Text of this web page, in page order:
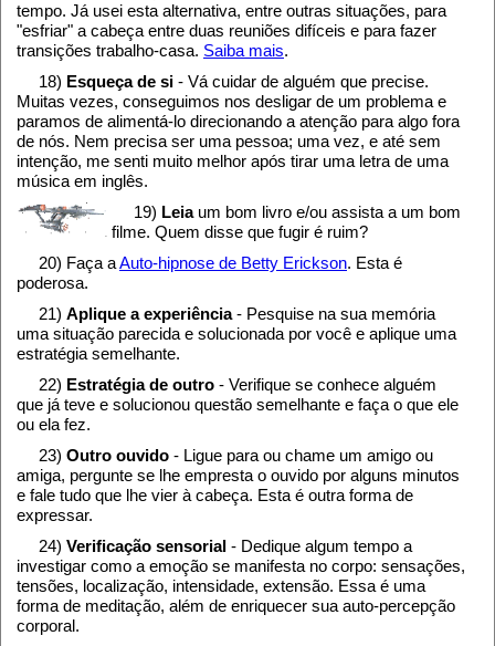
tempo. Já usei esta alternativa, entre outras situações, para
"esfriar" a cabeça entre duas reuniões difíceis e para fazer
transições trabalho-casa. Saiba mais.
18) Esqueça de si - Vá cuidar de alguém que precise.
Muitas vezes, conseguimos nos desligar de um problema e
paramos de alimentá-lo direcionando a atenção para algo fora
de nós. Nem precisa ser uma pessoa; uma vez, e até sem
intenção, me senti muito melhor após tirar uma letra de uma
música em inglês.
19) Leiaum bom livro e/ou assista a um bom
filme. Quem disse que fugir é ruim?
20) Faça aAuto-hipnose de Betty Erickson. Esta é
poderosa.
21) Aplique a experiência- Pesquise na sua memória
uma situação parecida e solucionada por você e aplique uma
estratégia semelhante.
22) Estratégia de outro - Verifique se conhece alguém
que já teve e solucionou questão semelhante e faça o que ele
ou ela fez.
23) Outro ouvido - Ligue para ou chame um amigo ou
amiga, pergunte se lhe empresta o ouvido por alguns minutos
e fale tudo que lhe vier à cabeça. Esta é outra forma de
expressar.
24) Verificação sensorial - Dedique algum tempo a
investigar como a emoção se manifesta no corpo: sensações,
tensões, localização, intensidade, extensão. Essa é uma
forma de meditação, além de enriquecer sua auto-percepção
corporal.